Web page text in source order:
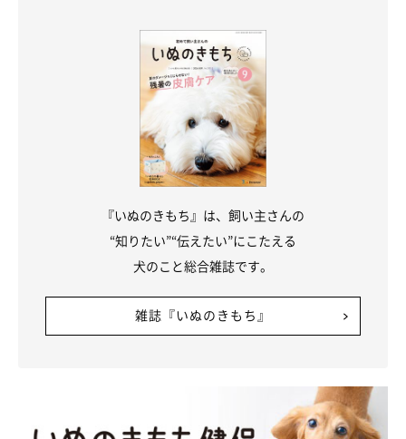
『いぬのきもち』は、飼い主さんの
“知りたい”“伝えたい”にこたえる
犬のこと総合雑誌です。
雑誌『いぬのきもち』